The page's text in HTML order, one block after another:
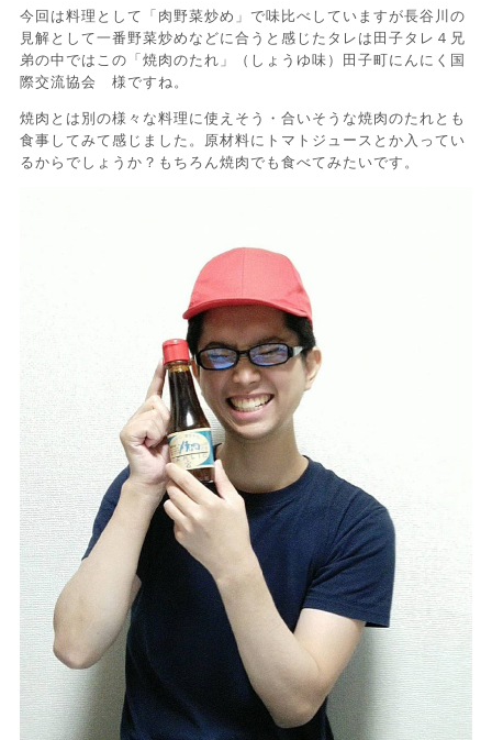
今回は料理として「肉野菜炒め」で味比べしていますが長谷川の
見解として一番野菜炒めなどに合うと感じたタレは田子タレ４兄
弟の中ではこの「焼肉のたれ」（しょうゆ味）田子町にんにく国
際交流協会 様ですね。
焼肉とは別の様々な料理に使えそう・合いそうな焼肉のたれとも
食事してみて感じました。原材料にトマトジュースとか入ってい
るからでしょうか？もちろん焼肉でも食べてみたいです。